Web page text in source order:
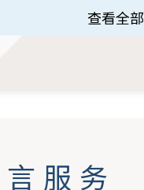
查看全部
服务